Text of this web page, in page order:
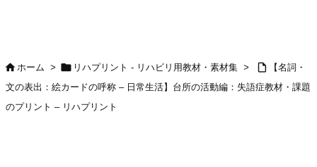
ホーム >  リハプリント - リハビリ用教材・素材集 > 
【名詞・
文の表出：絵カードの呼称 – 日常生活】台所の活動編：失語症教材・課題
のプリント – リハプリント